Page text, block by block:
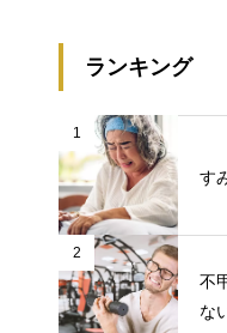
ランキング
1
す
2
不
な